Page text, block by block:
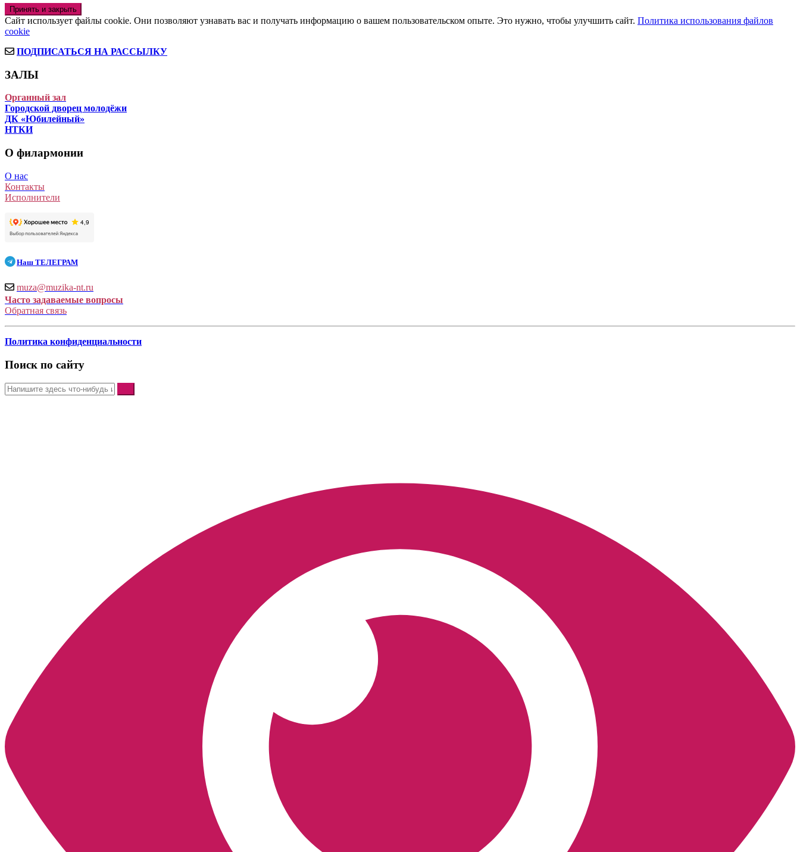
Сайт использует файлы cookie. Они позволяют узнавать вас и получать информацию о вашем пользовательском опыте. Это нужно, чтобы улучшить сайт. Политика использования файлов
cookie
ПОДПИСАТЬСЯ НА РАССЫЛКУ
ЗАЛЫ
Органный зал
Городской дворец молодёжи
ДК «Юбилейный»
НТКИ
О филармонии
О нас
Контакты
Исполнители
Наш ТЕЛЕГРАМ
muza@muzika-nt.ru
Часто задаваемые вопросы
Обратная связь
Политика конфиденциальности
Поиск по сайту